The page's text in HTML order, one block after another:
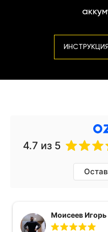
4.7 из 5
Моисеев Игорь